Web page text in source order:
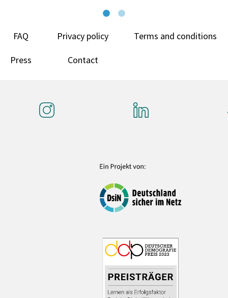
FAQ Privacy policy Terms and conditions
Press Contact